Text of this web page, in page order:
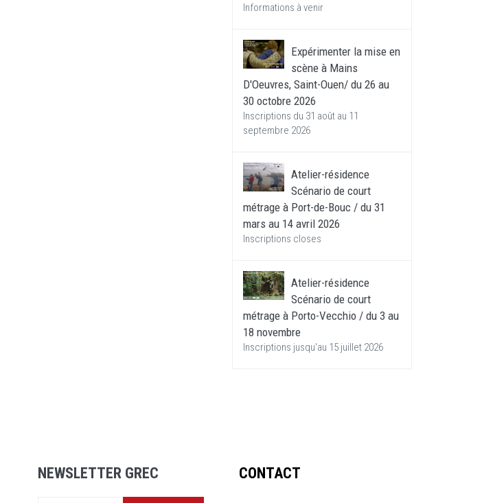
Informations à venir
Expérimenter la mise en
scène à Mains
D'Oeuvres, Saint-Ouen/ du 26 au
30 octobre 2026
Inscriptions du 31 août au 11
septembre 2026
Atelier-résidence
Scénario de court
métrage à Port-de-Bouc / du 31
mars au 14 avril 2026
Inscriptions closes
Atelier-résidence
Scénario de court
métrage à Porto-Vecchio / du 3 au
18 novembre
Inscriptions jusqu'au 15 juillet 2026
NEWSLETTER GREC CONTACT